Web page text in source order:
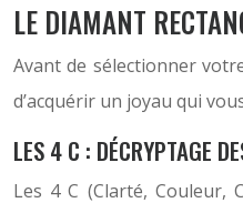
LE DIAMANT
Avant de sélectionner
d’acquérir un joyau qui
LES 4 C : DÉCRYPTAGE
Les 4 C (Clarté,